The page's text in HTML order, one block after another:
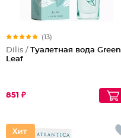
(13)
Dilis / Туалетная вода Green
Leaf
851 ₽